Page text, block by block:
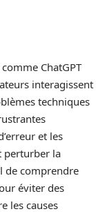
ChatGPT
interagissent
techniques
et les
perturber la
de comprendre
éviter des
les causes